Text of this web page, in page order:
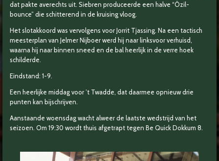
dat pakte averechts uit. Siebren produceerde een halve “Özil-
bounce” die schitterend in de kruising vloog.
Het slotakkoord was vervolgens voor Jorrit Tjassing. Na een tactisch
meesterplan van Jelmer Nijboer werd hij naar linksvoor verhuisd,
waarna hij naar binnen sneed en de bal heerlijk in de verre hoek
schilderde.
Eindstand: 1-9.
Een heerlijke middag voor ’t Twadde, dat daarmee opnieuw drie
punten kan bijschrijven.
Aanstaande woensdag wacht alweer de laatste wedstrijd van het
seizoen. Om 19:30 wordt thuis afgetrapt tegen Be Quick Dokkum 8.